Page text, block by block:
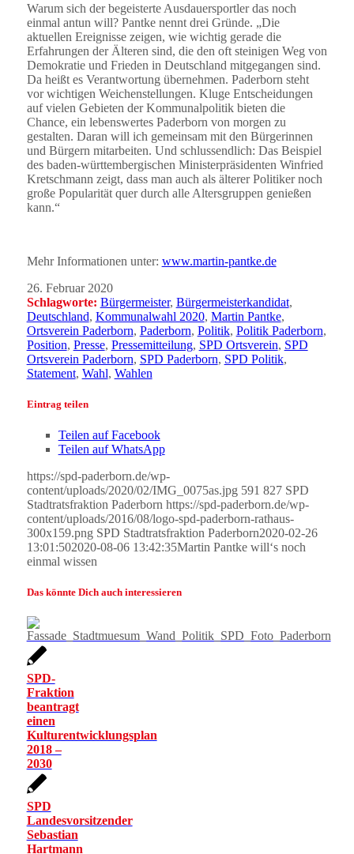
Warum sich der begeisterte Ausdauersportler das noch
einmal antun will? Pantke nennt drei Gründe. „Die
aktuellen Ereignisse zeigen, wie wichtig gerade die
Erfahrungen der Älteren sind, die den oft steinigen Weg von
Demokratie und Frieden in Deutschland mitgegangen sind.
Da heißt es Verantwortung übernehmen. Paderborn steht
vor wichtigen Weichenstellungen. Kluge Entscheidungen
auf vielen Gebieten der Kommunalpolitik bieten die
Chance, ein lebenswertes Paderborn von morgen zu
gestalten. Daran will ich gemeinsam mit den Bürgerinnen
und Bürgern mitarbeiten. Und schlussendlich: Das Beispiel
des baden-württembergischen Ministerpräsidenten Winfried
Kretschmann zeigt, dass man auch als älterer Politiker noch
große Popularität quer durch alle Altersgruppen genießen
kann.“
Mehr Informationen unter: www.martin-pantke.de
26. Februar 2020
Schlagworte: Bürgermeister, Bürgermeisterkandidat,
Deutschland, Kommunalwahl 2020, Martin Pantke,
Ortsverein Paderborn, Paderborn, Politik, Politik Paderborn,
Position, Presse, Pressemitteilung, SPD Ortsverein, SPD
Ortsverein Paderborn, SPD Paderborn, SPD Politik,
Statement, Wahl, Wahlen
Eintrag teilen
Teilen auf Facebook
Teilen auf WhatsApp
https://spd-paderborn.de/wp-
content/uploads/2020/02/IMG_0075as.jpg 591 827 SPD
Stadtratsfraktion Paderborn https://spd-paderborn.de/wp-
content/uploads/2016/08/logo-spd-paderborn-rathaus-
300x159.png SPD Stadtratsfraktion Paderborn2020-02-26
13:01:502020-08-06 13:42:35Martin Pantke will‘s noch
einmal wissen
Das könnte Dich auch interessieren
SPD-
Fraktion
beantragt
einen
Kulturentwicklungsplan
2018 –
2030
SPD
Landesvorsitzender
Sebastian
Hartmann